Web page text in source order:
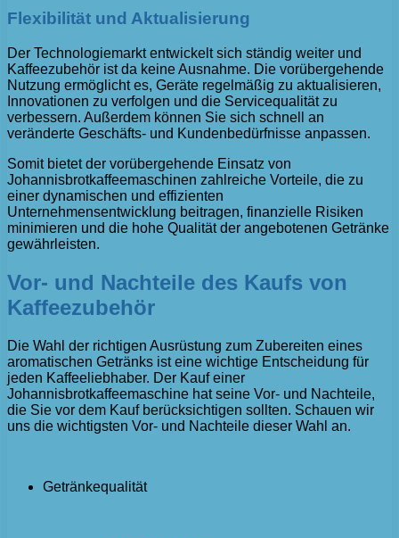
Flexibilität und Aktualisierung
Der Technologiemarkt entwickelt sich ständig weiter und
Kaffeezubehör ist da keine Ausnahme. Die vorübergehende
Nutzung ermöglicht es, Geräte regelmäßig zu aktualisieren,
Innovationen zu verfolgen und die Servicequalität zu
verbessern. Außerdem können Sie sich schnell an
veränderte Geschäfts- und Kundenbedürfnisse anpassen.
Somit bietet der vorübergehende Einsatz von
Johannisbrotkaffeemaschinen zahlreiche Vorteile, die zu
einer dynamischen und effizienten
Unternehmensentwicklung beitragen, finanzielle Risiken
minimieren und die hohe Qualität der angebotenen Getränke
gewährleisten.
Vor- und Nachteile des Kaufs von
Kaffeezubehör
Die Wahl der richtigen Ausrüstung zum Zubereiten eines
aromatischen Getränks ist eine wichtige Entscheidung für
jeden Kaffeeliebhaber. Der Kauf einer
Johannisbrotkaffeemaschine hat seine Vor- und Nachteile,
die Sie vor dem Kauf berücksichtigen sollten. Schauen wir
uns die wichtigsten Vor- und Nachteile dieser Wahl an.
Getränkequalität